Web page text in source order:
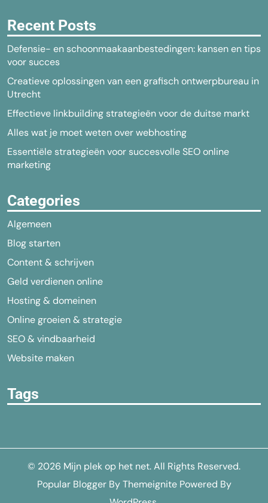
Recent Posts
Defensie- en schoonmaakaanbestedingen: kansen en tips
voor succes
Creatieve oplossingen van een grafisch ontwerpbureau in
Utrecht
Effectieve linkbuilding strategieën voor de duitse markt
Alles wat je moet weten over webhosting
Essentiële strategieën voor succesvolle SEO online
marketing
Categories
Algemeen
Blog starten
Content & schrijven
Geld verdienen online
Hosting & domeinen
Online groeien & strategie
SEO & vindbaarheid
Website maken
Tags
© 2026 Mijn plek op het net. All Rights Reserved.
Popular BloggerByThemeignitePowered By